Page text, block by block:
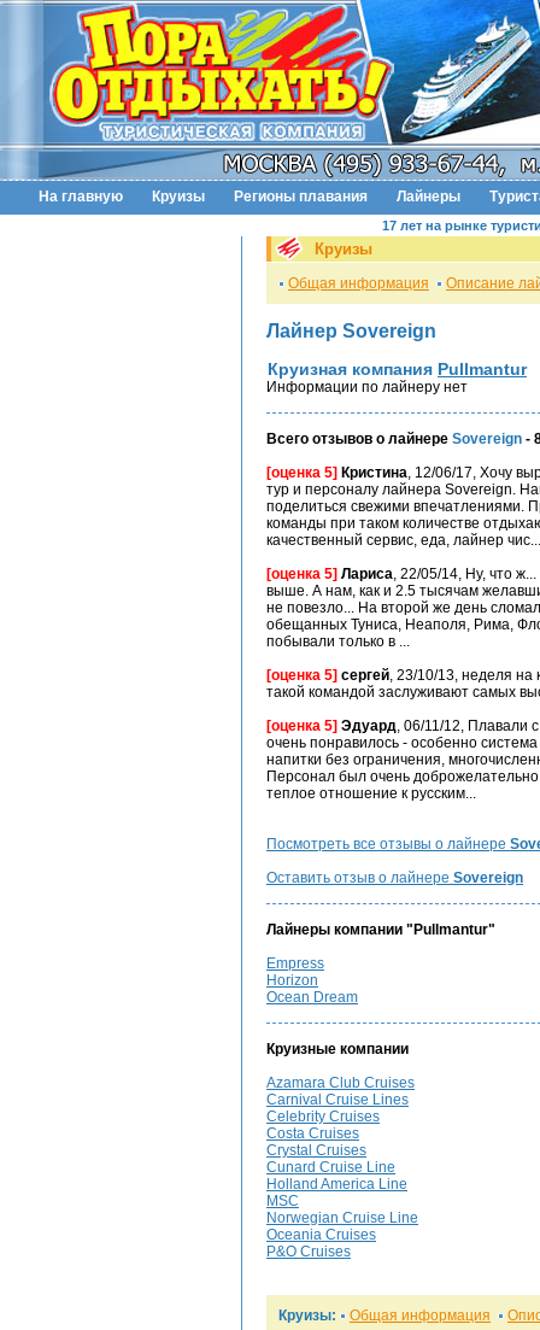
На главную Круизы Регионы плавания Лайнеры
17 лет на рынке
Круизы
Общая информация Описание
Лайнер Sovereign
Круизная компания Pullmantur
Информации по лайнеру нет
Всего отзывов о лайнере Sovereign -
[оценка 5] Кристина, 12/06/17, Хочу
тур и персоналу лайнера Sovereign.
поделиться свежими впечатлениями.
команды при таком количестве
качественный сервис, еда, лайнер чис...
[оценка 5] Лариса, 22/05/14, Ну, что
выше. А нам, как и 2.5 тысячам
не повезло... На второй же день
обещанных Туниса, Неаполя, Рима,
побывали только в ...
[оценка 5] сергей, 23/10/13, неделя на
такой командой заслуживают самых
[оценка 5] Эдуард, 06/11/12, Плавали
очень понравилось - особенно
напитки без ограничения,
Персонал был очень
теплое отношение к русским...
Посмотреть все отзывы о лайнере
Оставить отзыв о лайнере Sovereign
Лайнеры компании "Pullmantur"
Empress
Horizon
Ocean Dream
Круизные компании
Azamara Club Cruises
Carnival Cruise Lines
Celebrity Cruises
Costa Cruises
Crystal Cruises
Cunard Cruise Line
Holland America Line
MSC
Norwegian Cruise Line
Oceania Cruises
P&O Cruises
Круизы: Общая информация